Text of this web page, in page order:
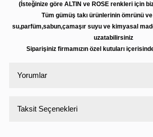
(İsteğinize göre ALTIN ve ROSE renkleri için
Tüm gümüş takı ürünlerinin ömrünü ve
su,parfüm,sabun,çamaşır suyu ve kimyasal
uzatabilirsiniz
Siparişiniz firmamızın özel kutuları
Yorumlar
Taksit Seçenekleri